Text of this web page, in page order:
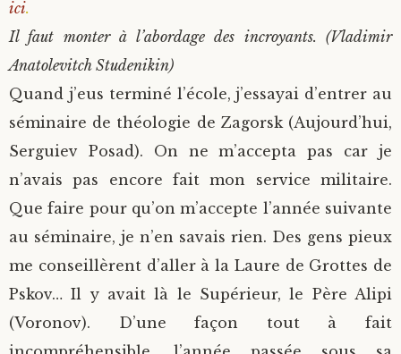
ici.
Il faut monter à l’abordage des incroyants. (Vladimir
Anatolevitch Studenikin)
Quand j’eus terminé l’école, j’essayai d’entrer au
séminaire de théologie de Zagorsk (Aujourd’hui,
Serguiev Posad). On ne m’accepta pas car je
n’avais pas encore fait mon service militaire.
Que faire pour qu’on m’accepte l’année suivante
au séminaire, je n’en savais rien. Des gens pieux
me conseillèrent d’aller à la Laure de Grottes de
Pskov… Il y avait là le Supérieur, le Père Alipi
(Voronov). D’une façon tout à fait